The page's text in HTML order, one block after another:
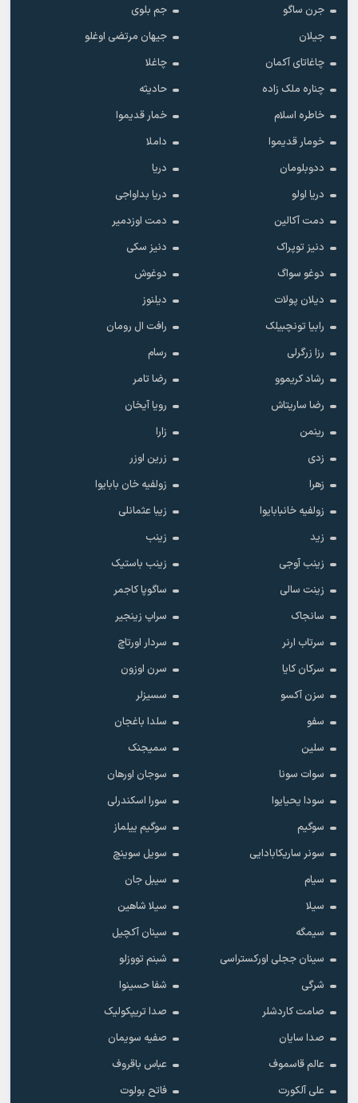
جرن ساگو
جم بلوی
جیلان
جیهان مرتضی اوغلو
چاغاتای آکمان
چاغلا
چناره ملک زاده
حادیثه
خاطره اسلام
خمار قدیموا
خومار قدیموا
داملا
ددوبلومان
دریا
دریا اولو
دریا بداواجی
دمت آکالین
دمت اوزدمیر
دنیز توپراک
دنیز سکی
دوغو سواگ
دوغوش
دیلان پولات
دیلنوز
رابیا تونچبیلک
رافت ال رومان
رزا زرگرلی
رسام
رشاد کریموو
رضا تامر
رضا ساریتاش
رویا آیخان
رینمن
زارا
زدی
زرین اوزر
زهرا
زولفیه خان بابایوا
زولفیه خانبابایوا
زیبا عثمانلی
زید
زینب
زینب آوجی
زینب باستیک
زینت سالی
ساگوپا کاجمر
سانجاک
سراپ زینجیر
سرتاب ارنر
سردار اورتاچ
سرکان کایا
سرن اوزون
سزن آکسو
سسیزلر
سفو
سلدا باغجان
سلین
سمیجنک
سوات سونا
سوجان اورهان
سودا یحیایوا
سورا اسکندرلی
سوگیم
سوگیم ییلماز
سونر ساریکابادایی
سویل سوینچ
سیام
سیبل جان
سیلا
سیلا شاهین
سیمگه
سینان آکچیل
سینان ججلی اورکستراسی
شبنم تووزلو
شرگی
شفا حسینوا
صامت کاردشلر
صدا تریپکولیک
صدا سایان
صفیه سویمان
عالم قاسموف
عباس باقروف
علی آلکورت
فاتح بولوت